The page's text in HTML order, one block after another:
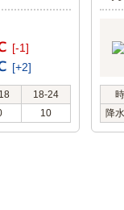
[-1]
[+2]
18-24
10
降